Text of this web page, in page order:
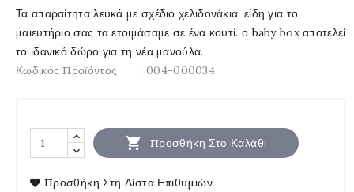
Τα απαραίτητα λευκά με σχέδιο χελιδονάκια, είδη για το
μαιευτήριο σας τα ετοιμάσαμε σε ένα κουτί. ο baby box αποτελεί
το ιδανικό δώρο για τη νέα μανούλα.
Κωδικός Προϊόντος
: 004-000034
 Προσθήκη Στο Καλάθι
Προσθήκη Στη Λίστα Επιθυμιών